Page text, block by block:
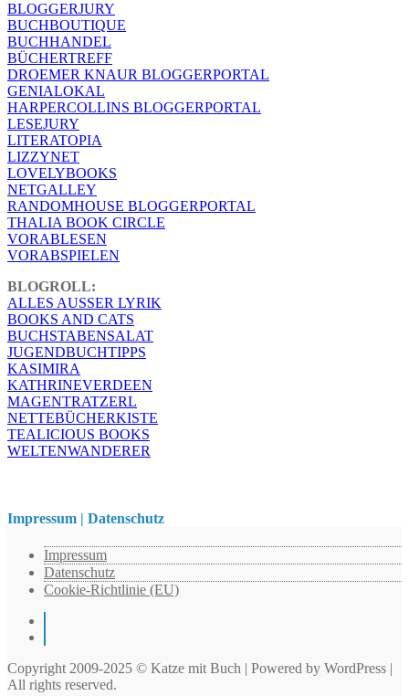
BLOGGERJURY
BUCHBOUTIQUE
BUCHHANDEL
BÜCHERTREFF
DROEMER KNAUR BLOGGERPORTAL
GENIALOKAL
HARPERCOLLINS BLOGGERPORTAL
LESEJURY
LITERATOPIA
LIZZYNET
LOVELYBOOKS
NETGALLEY
RANDOMHOUSE BLOGGERPORTAL
THALIA BOOK CIRCLE
VORABLESEN
VORABSPIELEN
BLOGROLL:
ALLES AUSSER LYRIK
BOOKS AND CATS
BUCHSTABENSALAT
JUGENDBUCHTIPPS
KASIMIRA
KATHRINEVERDEEN
MAGENTRATZERL
NETTEBÜCHERKISTE
TEALICIOUS BOOKS
WELTENWANDERER
Impressum | Datenschutz
Impressum
Datenschutz
Cookie-Richtlinie (EU)
Copyright 2009-2025 © Katze mit Buch | Powered by WordPress |
All rights reserved.